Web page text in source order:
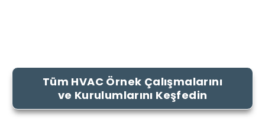
Tüm HVAC Örnek Çalışmalarını
ve Kurulumlarını Keşfedin